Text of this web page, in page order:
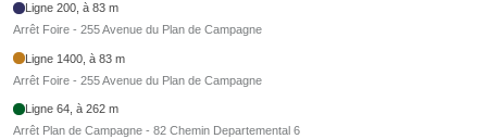
Ligne 200, à 83 m
Arrêt Foire - 255 Avenue du Plan de Campagne
Ligne 1400, à 83 m
Arrêt Foire - 255 Avenue du Plan de Campagne
Ligne 64, à 262 m
Arrêt Plan de Campagne - 82 Chemin Departemental 6